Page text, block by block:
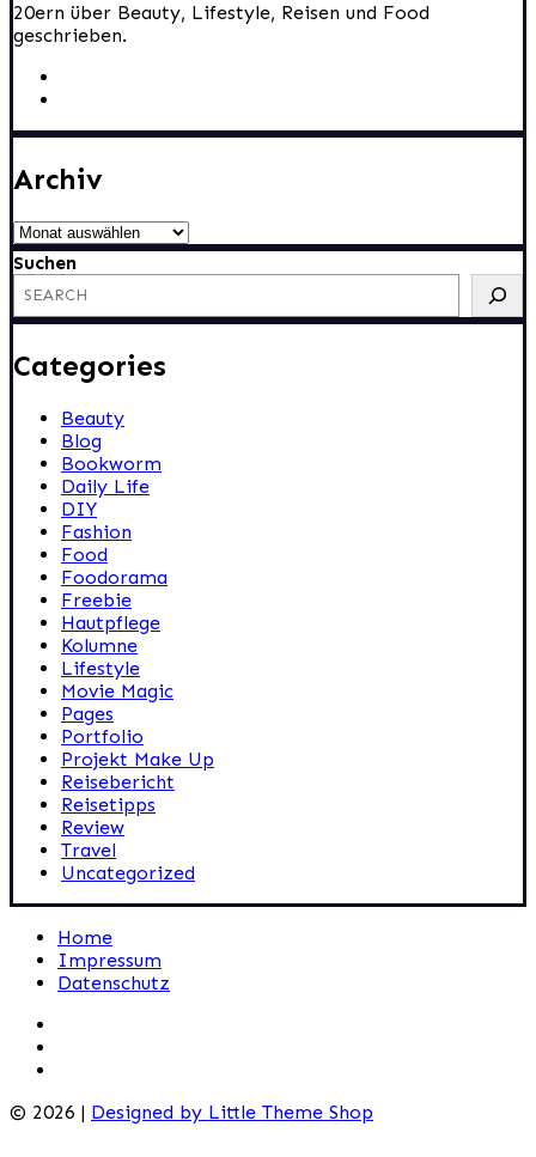
20ern über Beauty, Lifestyle, Reisen und Food
geschrieben.
Archiv
Archiv
Suchen
Categories
Beauty
Blog
Bookworm
Daily Life
DIY
Fashion
Food
Foodorama
Freebie
Hautpflege
Kolumne
Lifestyle
Movie Magic
Pages
Portfolio
Projekt Make Up
Reisebericht
Reisetipps
Review
Travel
Uncategorized
Home
Impressum
Datenschutz
© 2026 | Designed by Little Theme Shop